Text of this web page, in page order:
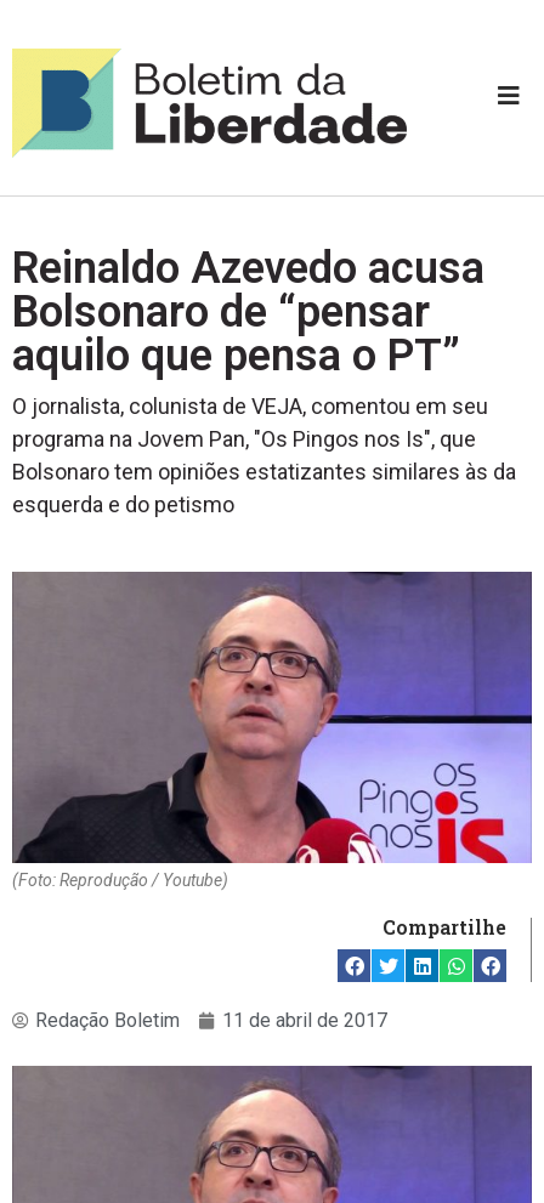
Reinaldo Azevedo acusa
Bolsonaro de “pensar
aquilo que pensa o PT”
O jornalista, colunista de VEJA, comentou em seu
programa na Jovem Pan, "Os Pingos nos Is", que
Bolsonaro tem opiniões estatizantes similares às da
esquerda e do petismo
(Foto: Reprodução / Youtube)
Compartilhe
Redação Boletim 11 de abril de 2017